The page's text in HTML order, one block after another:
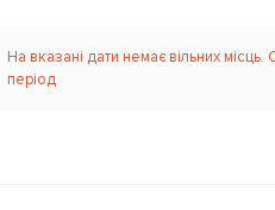
На вказані дати немає вільних місць.
період